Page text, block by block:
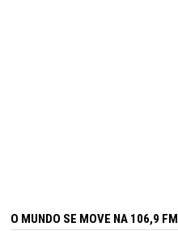
O MUNDO SE MOVE NA 106,9 FM